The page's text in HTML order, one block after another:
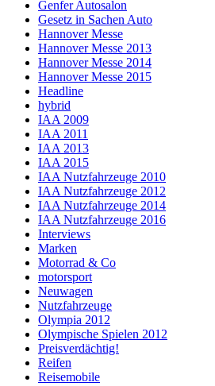
Genfer Autosalon
Gesetz in Sachen Auto
Hannover Messe
Hannover Messe 2013
Hannover Messe 2014
Hannover Messe 2015
Headline
hybrid
IAA 2009
IAA 2011
IAA 2013
IAA 2015
IAA Nutzfahrzeuge 2010
IAA Nutzfahrzeuge 2012
IAA Nutzfahrzeuge 2014
IAA Nutzfahrzeuge 2016
Interviews
Marken
Motorrad & Co
motorsport
Neuwagen
Nutzfahrzeuge
Olympia 2012
Olympische Spielen 2012
Preisverdächtig!
Reifen
Reisemobile